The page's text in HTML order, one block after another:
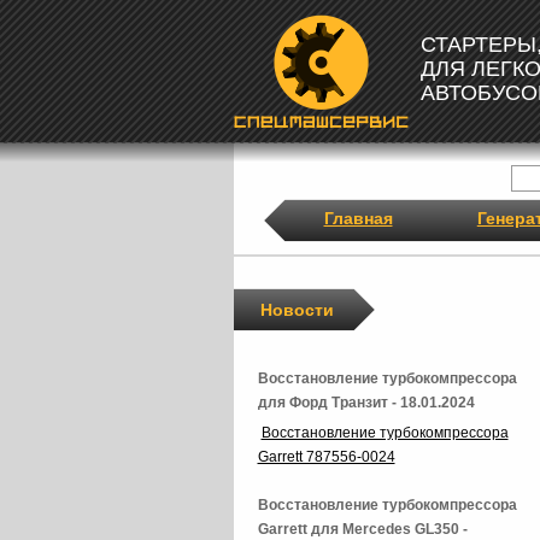
ДЛЯ
Главная
Новости
Восстановление турбокомпрессора
для Форд Транзит - 18.01.2024
Восстановление турбокомпрессора
Garrett 787556-0024
Восстановление турбокомпрессора
Garrett для Mercedes GL350 -